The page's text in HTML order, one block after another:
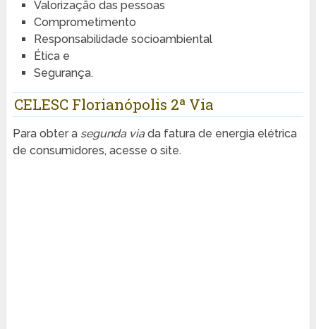
Valorização das pessoas
Comprometimento
Responsabilidade socioambiental
Ética e
Segurança.
CELESC Florianópolis 2ª Via
Para obter asegunda viada fatura de energia elétrica
de consumidores, acesse o site.